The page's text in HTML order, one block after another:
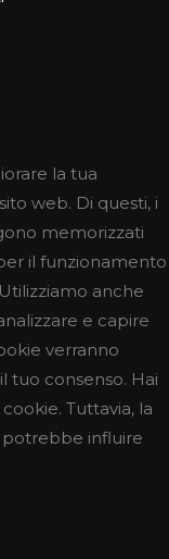
la tua
web. Di questi, i
memorizzati
il funzionamento
anche
e capire
verranno
tuo consenso. Hai
Tuttavia, la
potrebbe influire